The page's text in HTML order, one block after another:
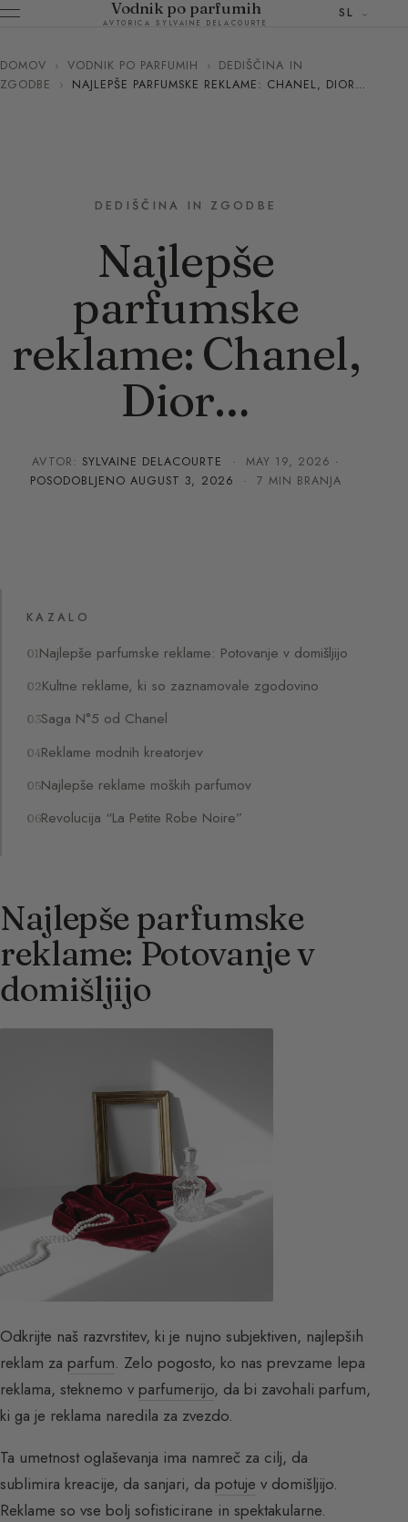
Vodnik po parfumih
AVTORICA SYLVAINE DELACOURTE
SL
DOMOV › VODNIK PO PARFUMIH › DEDIŠČINA IN
ZGODBE
› NAJLEPŠE PARFUMSKE REKLAME: CHANEL, DIOR…
DEDIŠČINA IN ZGODBE
Najlepše
parfumske
reklame: Chanel,
Dior…
AVTOR: SYLVAINE DELACOURTE · MAY 19, 2026 ·
POSODOBLJENOAUGUST 3, 2026 · 7 MIN BRANJA
KAZALO
Najlepše parfumske reklame: Potovanje v domišljijo
Kultne reklame, ki so zaznamovale zgodovino
Saga N°5 od Chanel
Reklame modnih kreatorjev
Najlepše reklame moških parfumov
Revolucija “La Petite Robe Noire”
Najlepše parfumske
reklame: Potovanje v
domišljijo
Odkrijte naš razvrstitev, ki je nujno subjektiven, najlepših
reklam za parfum. Zelo pogosto, ko nas prevzame lepa
reklama, steknemo v parfumerijo, da bi zavohali parfum,
ki ga je reklama naredila za zvezdo.
Ta umetnost oglaševanja ima namreč za cilj, da
sublimira kreacije, da sanjari, da potuje v domišljijo.
Reklame so vse bolj sofisticirane in spektakularne.